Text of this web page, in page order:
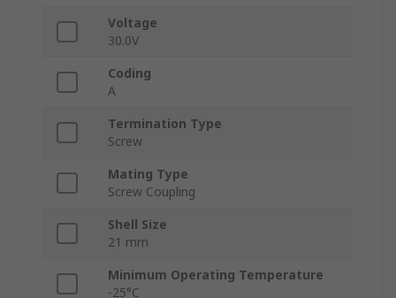
Voltage
30.0V
Coding
A
Termination Type
Screw
Mating Type
Screw Coupling
Shell Size
21 mm
Minimum Operating Temperature
-25°C